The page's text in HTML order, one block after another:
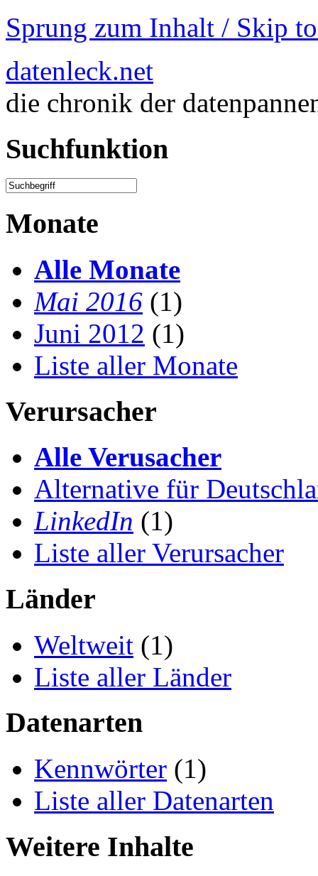
Sprung zum Inhalt / Skip
datenleck.net
die chronik der
Suchfunktion
Monate
Alle Monate
Mai 2016 (1)
Juni 2012 (1)
Liste aller Monate
Verursacher
Alle Verusacher
Alternative für
LinkedIn (1)
Liste aller Verursacher
Länder
Weltweit (1)
Liste aller Länder
Datenarten
Kennwörter (1)
Liste aller Datenarten
Weitere Inhalte